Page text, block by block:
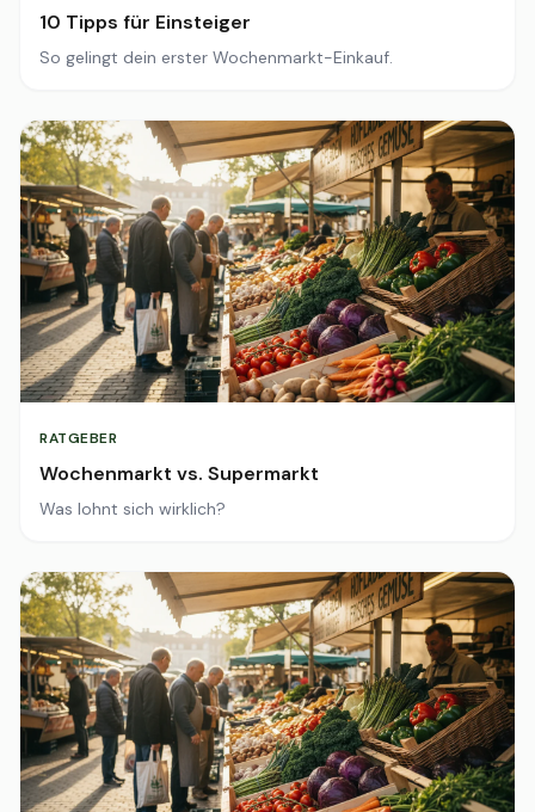
10 Tipps für Einsteiger
So gelingt dein erster Wochenmarkt-Einkauf.
RATGEBER
Wochenmarkt vs. Supermarkt
Was lohnt sich wirklich?